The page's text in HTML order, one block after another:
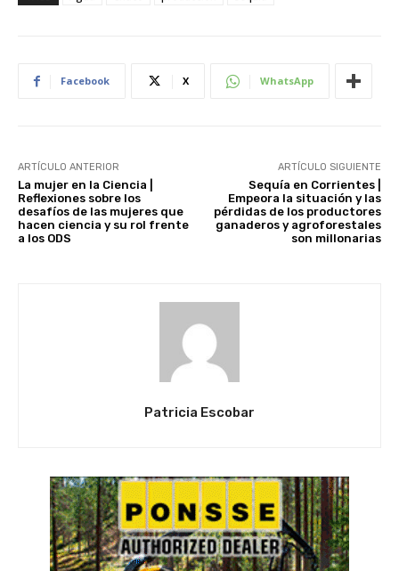
Facebook X WhatsApp
ARTÍCULO ANTERIOR
La mujer en la Ciencia |
Reflexiones sobre los
desafíos de las mujeres que
hacen ciencia y su rol frente
a los ODS
ARTÍCULO SIGUIENTE
Sequía en Corrientes |
Empeora la situación y las
pérdidas de los productores
ganaderos y agroforestales
son millonarias
Patricia Escobar